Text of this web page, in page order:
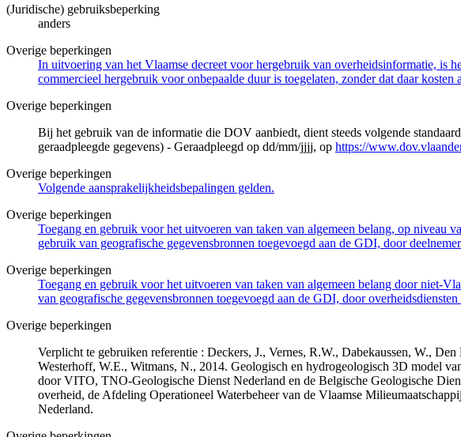
(Juridische) gebruiksbeperking
anders
Overige beperkingen
In uitvoering van het Vlaamse decreet voor hergebruik van overheidsinformatie, is
commercieel hergebruik voor onbepaalde duur is toegelaten, zonder dat daar
Overige beperkingen
Bij het gebruik van de informatie die DOV aanbiedt, dient steeds volgende
geraadpleegde gegevens) - Geraadpleegd op dd/mm/jjjj, op https://
Overige beperkingen
Volgende aansprakelijkheidsbepalingen gelden.
Overige beperkingen
Toegang en gebruik voor het uitvoeren van taken van algemeen belang, op niveau
gebruik van geografische gegevensbronnen toegevoegd aan de GDI, door
Overige beperkingen
Toegang en gebruik voor het uitvoeren van taken van algemeen belang door niet-
van geografische gegevensbronnen toegevoegd aan de GDI, door
Overige beperkingen
Verplicht te gebruiken referentie : Deckers, J., Vernes, R.W., Dabekaussen, W.,
Westerhoff, W.E., Witmans, N., 2014. Geologisch en hydrogeologisch 3D model
door VITO, TNO-Geologische Dienst Nederland en de Belgische Geologische
overheid, de Afdeling Operationeel Waterbeheer van de Vlaamse
Nederland.